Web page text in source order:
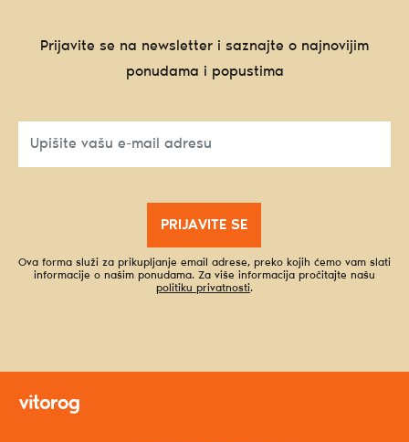
Prijavite se na newsletter i saznajte o najnovijim
ponudama i popustima
PRIJAVITE SE
Ova forma služi za prikupljanje email adrese, preko kojih ćemo vam slati
informacije o našim ponudama. Za više informacija pročitajte našu
politiku privatnosti.